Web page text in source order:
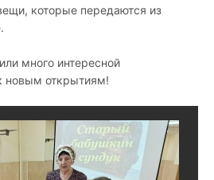
которые передаются из
много интересной
новым открытиям!